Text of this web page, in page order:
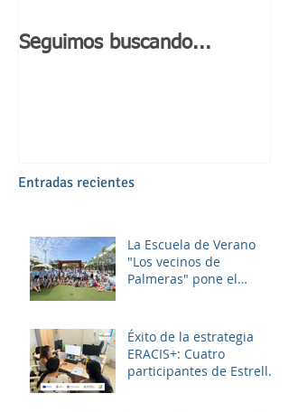
Seguimos buscando...
Entradas recientes
La Escuela de Verano
"Los vecinos de
Palmeras" pone el
convivencia y diversión.
Éxito de la estrategia
ERACIS+: Cuatro
participantes de Estrella